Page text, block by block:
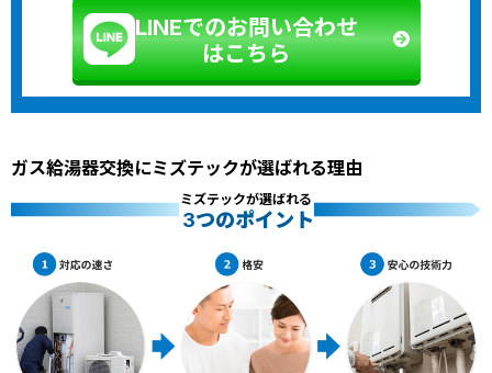
LINEでのお問い合わせ
はこちら
ガス給湯器交換にミズテックが選ばれる理由
ミズテックが選ばれる
3つのポイント